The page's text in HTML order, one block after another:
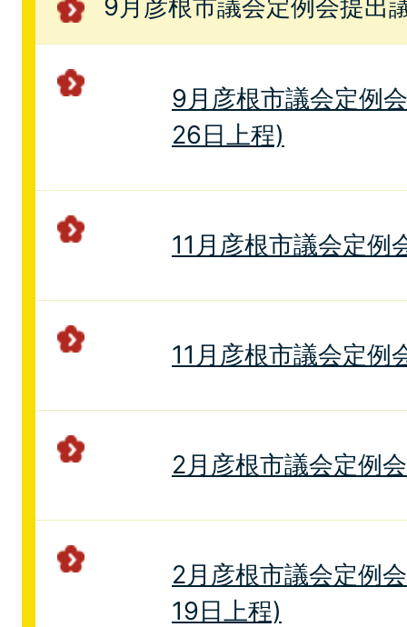
9月彦根市議会定例会提出
9月彦根市議会定例
26日上程)
11月彦根市議会定例
11月彦根市議会定例
2月彦根市議会定例
2月彦根市議会定例
19日上程)